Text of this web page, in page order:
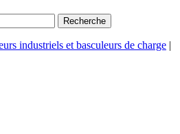
industriels et basculeurs de charge |